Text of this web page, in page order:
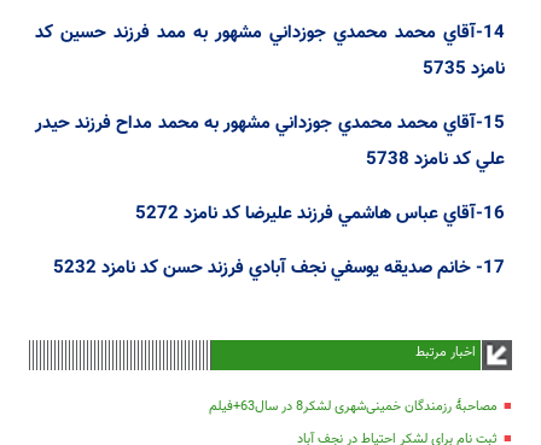
14-آقاي
محمد محمدي جوزداني مشهور به ممد فرزند حسين كد
نامزد5735
15-آقاي
محمدمحمدي جوزدانيمشهوربهمحمد مداحفرزندحيدر
عليكدنامزد5738
16-آقاي
عباسهاشميفرزندعليرضاكدنامزد5272
17- خانمصديقهيوسفينجفآباديفرزندحسنكدنامزد5232
اخبار مرتبط
مصاحبۀ رزمندگان خمینی‌شهری لشکر8 در سال63+فیلم
ثبت نام برای لشکر احتیاط در نجف آباد